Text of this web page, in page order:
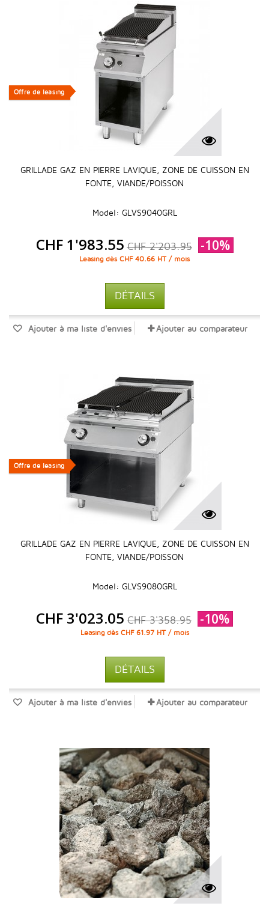
Offre de leasing
Offre de leasing
GRILLADE GAZ EN PIERRE LAVIQUE, ZONE DE CUISSON EN
FONTE, VIANDE/POISSON
Model: GLVS9040GRL
CHF 1'983.55 CHF 2'203.95 -10%
Leasing dès CHF 40.66 HT / mois
DÉTAILS
Ajouter à ma liste d'envies Ajouter au comparateur
Offre de leasing
Offre de leasing
GRILLADE GAZ EN PIERRE LAVIQUE, ZONE DE CUISSON EN
FONTE, VIANDE/POISSON
Model: GLVS9080GRL
CHF 3'023.05 CHF 3'358.95 -10%
Leasing dès CHF 61.97 HT / mois
DÉTAILS
Ajouter à ma liste d'envies Ajouter au comparateur